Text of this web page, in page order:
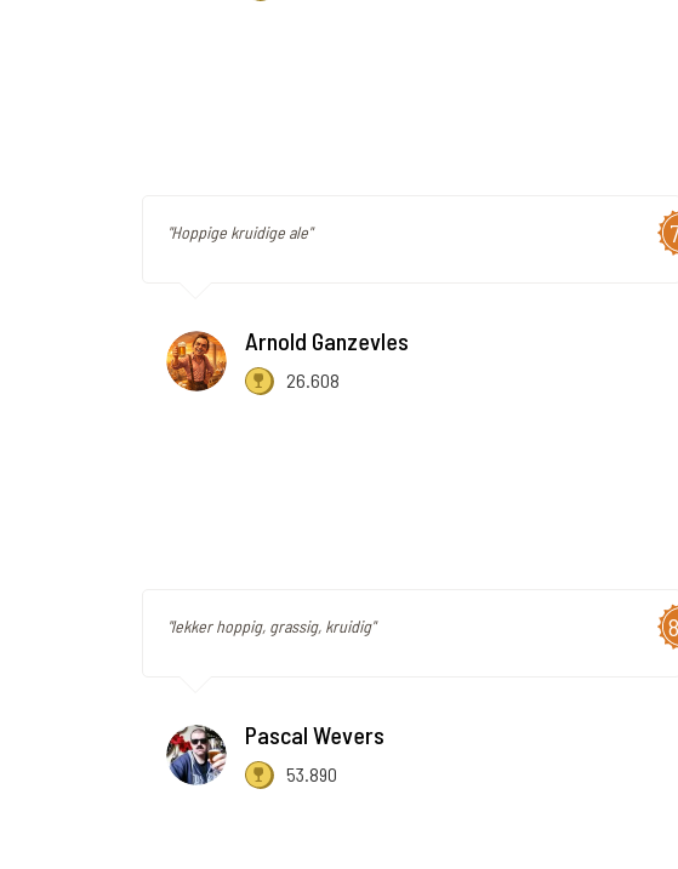
"Hoppige kruidige ale"
Arnold Ganzevles
26.608
"lekker hoppig, grassig, kruidig"
Pascal Wevers
53.890